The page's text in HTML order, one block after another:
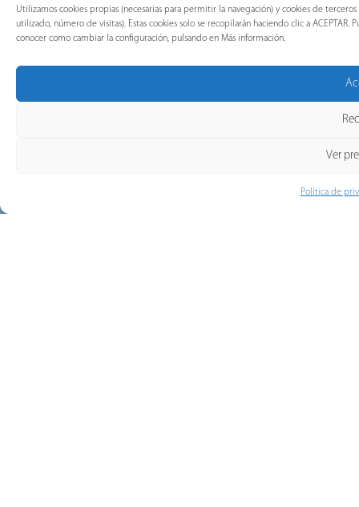
Utilizamos cookies propias (necesarias para permitir la navegación) y cookies de
utilizado, número de visitas). Estas cookies solo se recopilarán haciendo clic a
conocer como cambiar la configuración, pulsando en Más información.
Ver
Política de